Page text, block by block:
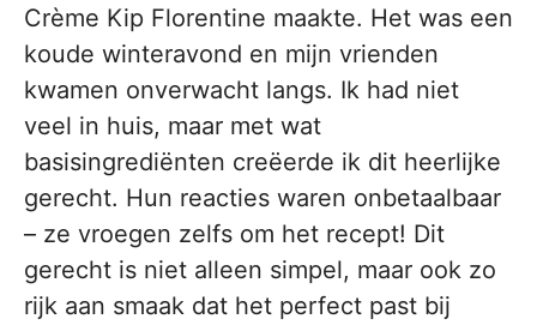
Crème Kip Florentine maakte. Het was een
koude winteravond en mijn vrienden
kwamen onverwacht langs. Ik had niet
veel in huis, maar met wat
basisingrediënten creëerde ik dit heerlijke
gerecht. Hun reacties waren onbetaalbaar
– ze vroegen zelfs om het recept! Dit
gerecht is niet alleen simpel, maar ook zo
rijk aan smaak dat het perfect past bij